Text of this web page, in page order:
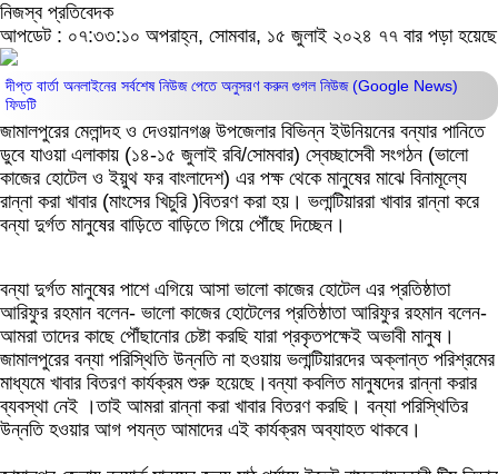
নিজস্ব প্রতিবেদক
আপডেট : ০৭:৩৩:১০ অপরাহ্ন, সোমবার, ১৫ জুলাই ২০২৪ ৭৭ বার পড়া হয়েছে
দীপ্ত বার্তা অনলাইনের সর্বশেষ নিউজ পেতে অনুসরণ করুনগুগল নিউজ (Google News)
ফিডটি
জামালপুরের মেলান্দহ ও দেওয়ানগঞ্জ উপজেলার বিভিন্ন ইউনিয়নের বন্যার পানিতে
ডুবে যাওয়া এলাকায় (১৪-১৫ জুলাই রবি/সোমবার) স্বেচ্ছাসেবী সংগঠন (ভালো
কাজের হোটেল ও ইয়ুথ ফর বাংলাদেশ) এর পক্ষ থেকে মানুষের মাঝে বিনামূল্যে
রান্না করা খাবার (মাংসের খিচুরি )বিতরণ করা হয়। ভলান্টিয়াররা খাবার রান্না করে
বন্যা দুর্গত মানুষের বাড়িতে বাড়িতে গিয়ে পৌঁছে দিচ্ছেন।
বন্যা দুর্গত মানুষের পাশে এগিয়ে আসা ভালো কাজের হোটেল এর প্রতিষ্ঠাতা
আরিফুর রহমান বলেন- ভালো কাজের হোটেলের প্রতিষ্ঠাতা আরিফুর রহমান বলেন-
আমরা তাদের কাছে পৌঁছানোর চেষ্টা করছি যারা প্রকৃতপক্ষেই অভাবী মানুষ।
জামালপুরের বন্যা পরিস্থিতি উন্নতি না হওয়ায় ভলান্টিয়ারদের অক্লান্ত পরিশ্রমের
মাধ্যমে খাবার বিতরণ কার্যক্রম শুরু হয়েছে।বন্যা কবলিত মানুষদের রান্না করার
ব্যবস্থা নেই ।তাই আমরা রান্না করা খাবার বিতরণ করছি। বন্যা পরিস্থিতির
উন্নতি হওয়ার আগ পযন্ত আমাদের এই কার্যক্রম অব্যাহত থাকবে।